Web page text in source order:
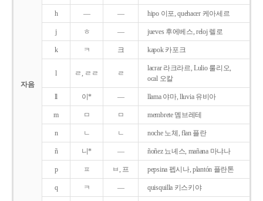
자음
h ― ― hipo 이포, quehacer 케아세르
j ㅎ ― jueves 후에베스, reloj 렐로
k ㅋ 크 kapok 카포크
l ㄹ, ㄹㄹ ㄹ
lacrar 라크라르, Lulio 룰리오,
ocal 오칼
ll 이* ― llama 야마, lluvia 유비아
m ㅁ ㅁ membrete 멤브레테
n ㄴ ㄴ noche 노체, flan 플란
ñ 니* ― ñoñez 뇨녜스, mañana 마냐나
p ㅍ ㅂ, 프 pepsina 펩시나, plantón 플란톤
q ㅋ ― quisquilla 키스키야